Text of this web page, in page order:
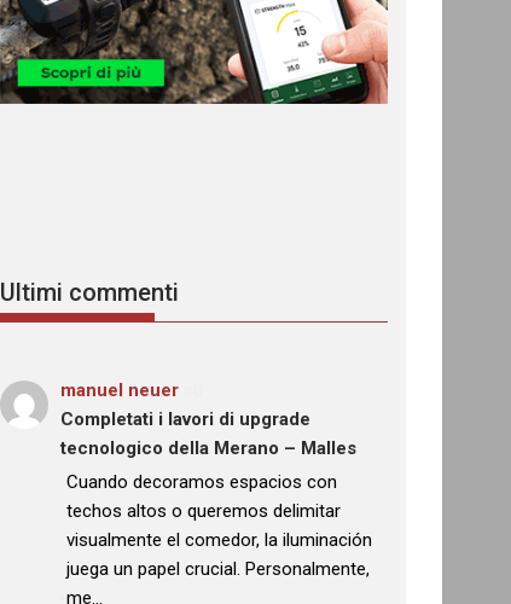
Ultimi commenti
manuel neuer
Completati i lavori di upgrade
tecnologico della Merano – Malles
: “
Cuando decoramos espacios con
techos altos o queremos delimitar
visualmente el comedor, la iluminación
juega un papel crucial. Personalmente,
me…